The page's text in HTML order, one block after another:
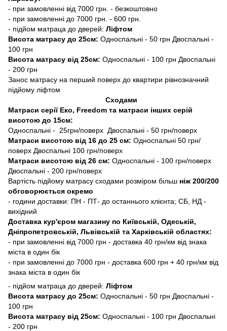
- при замовленні від 7000 грн. - безкоштовно
- при замовленні до 7000 грн. - 600 грн.
- підйом матраца до дверей: Ліфтом
Висота матрасу до 25см: Односпальні - 50 грн Двоспальні -
100 грн
Висота матрасу від 25см: Односпальні - 100 грн Двоспальні
- 200 грн
Занос матрасу на перший поверх до квартири рівнозначний
підйому ліфтом
Сходами
Матраси серії Еко, Freedom та матраси інших серій
висотою до 15см:
Односпальні - 25грн/поверх Двоспальні - 50 грн/поверх
Матраси висотою від 16 до 25 см: Односпальні 50 грн/
поверх Двоспальні 100 грн/поверх
Матраси висотою від 26 см: Односпальні - 100 грн/поверх
Двоспальні - 200 грн/поверх
Вартість підйому матрасу сходами розміром більш ніж 200/200
обговорюється окремо
- години доставки: ПН - ПТ- до останнього клієнта; СБ, НД -
вихідний
Доставка кур'єром магазину по Київській, Одеській,
Дніпропетровській, Львівській та Харківській областях:
- при замовленні від 7000 грн - доставка 40 грн/км від знака
міста в один бік
- при замовленні до 7000 грн - доставка 600 грн + 40 грн/км від
знака міста в один бік
- підйом матраца до дверей: Ліфтом
Висота матрасу до 25см: Односпальні - 50 грн Двоспальні -
100 грн
Висота матрасу від 25см: Односпальні - 100 грн Двоспальні
- 200 грн